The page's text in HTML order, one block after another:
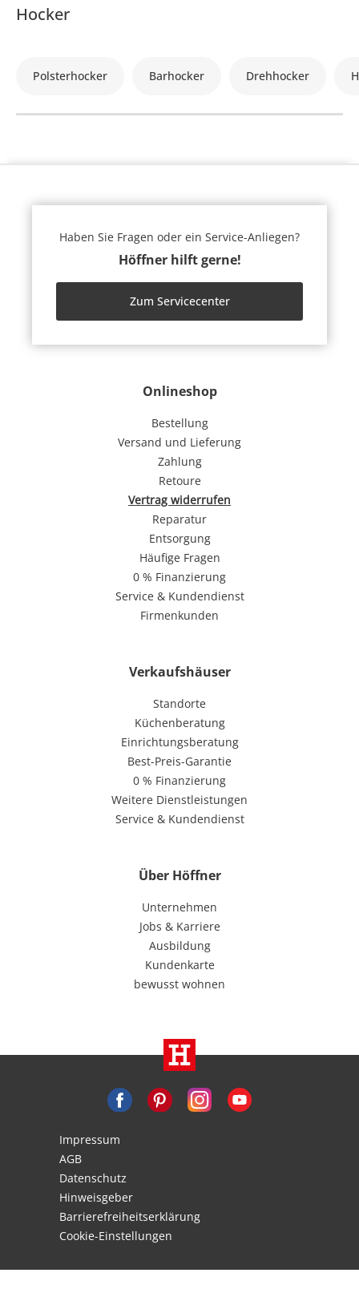
Hocker
Polsterhocker Barhocker Drehhocker
Onlineshop
Bestellung
Versand und Lieferung
Zahlung
Retoure
Vertrag widerrufen
Reparatur
Entsorgung
Häufige Fragen
0 % Finanzierung
Service & Kundendienst
Firmenkunden
Verkaufshäuser
Standorte
Küchenberatung
Einrichtungsberatung
Best-Preis-Garantie
0 % Finanzierung
Weitere Dienstleistungen
Service & Kundendienst
Über Höffner
Unternehmen
Jobs & Karriere
Ausbildung
Kundenkarte
bewusst wohnen
Haben Sie Fragen oder ein Service-Anliegen?
Höffner hilft gerne!
Zum Servicecenter
Impressum
AGB
Datenschutz
Hinweisgeber
Barrierefreiheitserklärung
Cookie-Einstellungen